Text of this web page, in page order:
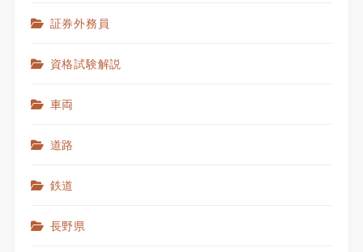
証券外務員
資格試験解説
車両
道路
鉄道
長野県